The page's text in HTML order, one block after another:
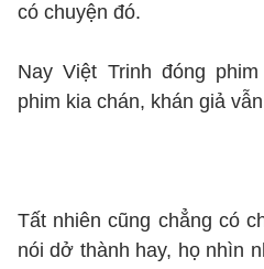
có chuyện đó.
Nay Việt Trinh đóng
phim kia chán, khán giả
Tất nhiên cũng chẳng có
nói dở thành hay, họ nhìn